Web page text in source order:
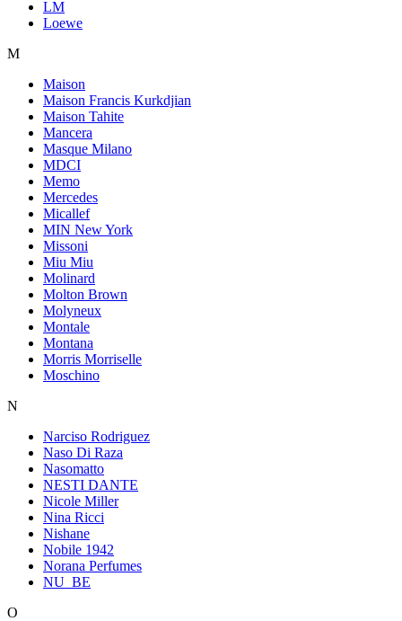
LM
Loewe
M
Maison
Maison Francis Kurkdjian
Maison Tahite
Mancera
Masque Milano
MDCI
Memo
Mercedes
Micallef
MIN New York
Missoni
Miu Miu
Molinard
Molton Brown
Molyneux
Montale
Montana
Morris Morriselle
Moschino
N
Narciso Rodriguez
Naso Di Raza
Nasomatto
NESTI DANTE
Nicole Miller
Nina Ricci
Nishane
Nobile 1942
Norana Perfumes
NU_BE
O